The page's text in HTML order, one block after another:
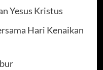
Yesus Kristus
Hari Kenaikan